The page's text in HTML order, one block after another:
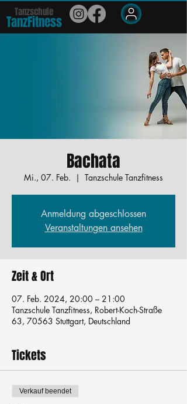
Tanzschule
TanzFitness
Bachata
Mi., 07. Feb.
  |
Tanzschule Tanzfitness
Anmeldung abgeschlossen
Veranstaltungen ansehen
Zeit & Ort
07. Feb. 2024, 20:00 – 21:00
Tanzschule Tanzfitness, Robert-Koch-Straße
63, 70563 Stuttgart, Deutschland
Tickets
Verkauf beendet